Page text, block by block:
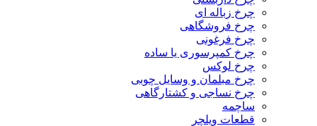
چرخ زباله ای
چرخ فروشگاهی
چرخ فرغونی
چرخ کمپرسوری یا ساده
چرخ لوکس
چرخ مبلمان و وسایل چوبی
چرخ نساجی و کشتارگاهی
ساچمه
قطعات ویلچر